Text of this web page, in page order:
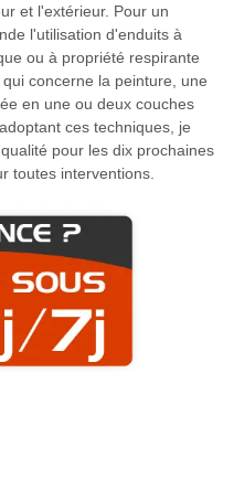
et l'extérieur. Pour un
l'utilisation d'enduits à
ou à propriété respirante
concerne la peinture, une
en une ou deux couches
ces techniques, je
pour les dix prochaines
toutes interventions.